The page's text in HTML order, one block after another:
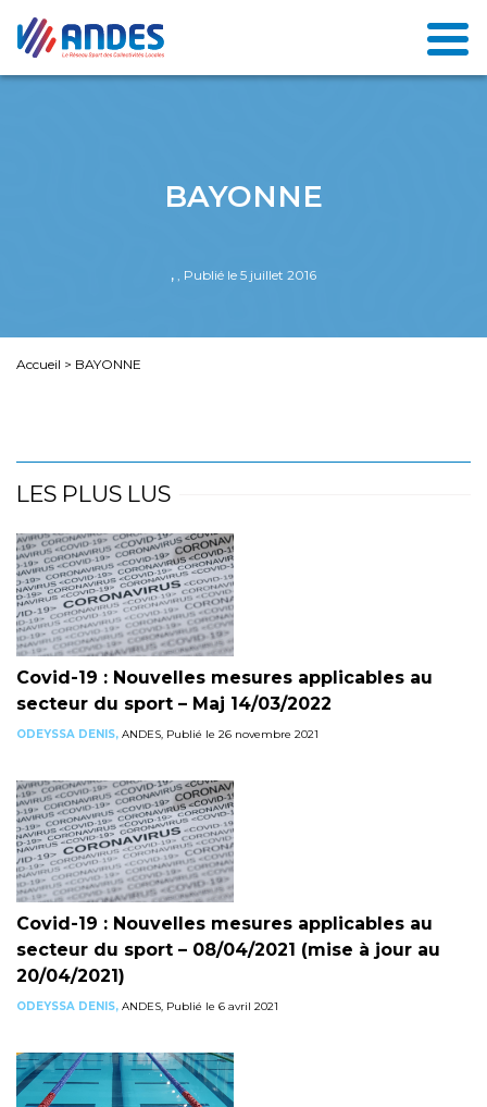
BAYONNE
, , Publié le 5 juillet 2016
Accueil > BAYONNE
LES PLUS LUS
Covid-19 : Nouvelles mesures applicables au
secteur du sport – Maj 14/03/2022
ODEYSSA DENIS, ANDES, Publié le 26 novembre 2021
Covid-19 : Nouvelles mesures applicables au
secteur du sport – 08/04/2021 (mise à jour au
20/04/2021)
ODEYSSA DENIS, ANDES, Publié le 6 avril 2021